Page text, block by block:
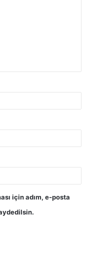
için adım, e-posta